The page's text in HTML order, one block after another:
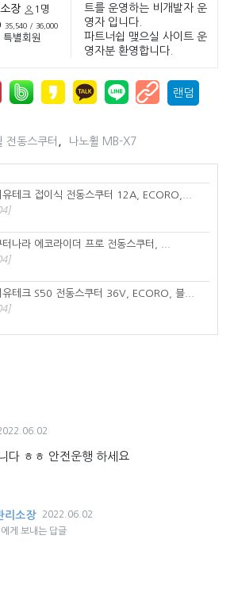
장
1명
35,540 / 36,000
별회원
트를 운영하는 비개발자 운
영자 입니다.
파트너쉽 맺으실 사이트 운
영자분 환영합니다.
랜덤
전동스쿠터 나노휠 MB-X7
유테크 접이식 전동스쿠터 12A, ECORO,...
터나라 에코라이더 프로 전동스쿠터, ...
유테크 S50 전동스쿠터 36V, ECORO, 블...
다 ㅎㅎ 안전운행 하세요
리소장
2022.06.02
에게 보내는 답글